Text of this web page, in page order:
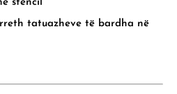
stencil
tatuazheve të bardha në